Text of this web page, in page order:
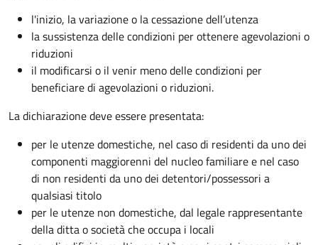
l'inizio, la variazione o la cessazione dell’utenza
la sussistenza delle condizioni per ottenere agevolazioni o
riduzioni
il modificarsi o il venir meno delle condizioni per
beneficiare di agevolazioni o riduzioni.
La dichiarazione deve essere presentata:
per le utenze domestiche, nel caso di residenti da uno dei
componenti maggiorenni del nucleo familiare e nel caso
di non residenti da uno dei detentori/possessori a
qualsiasi titolo
per le utenze non domestiche, dal legale rappresentante
della ditta o società che occupa i locali